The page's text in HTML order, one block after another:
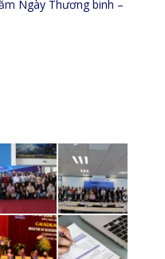
Ngày Thương binh –